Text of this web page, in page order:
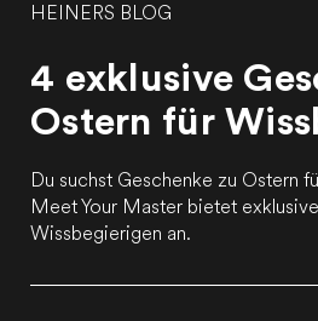
HEINERS BLOG
4 exklusive
Ostern für
Du suchst Geschenke zu Ostern
Meet Your Master bietet
Wissbegierigen an.